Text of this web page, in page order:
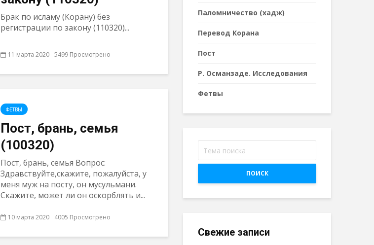
Брак по исламу (Корану) без
регистрации по закону (110320)...
11 марта 2020 5499 Просмотрено
ФЕТВЫ
Пост, брань, семья
(100320)
Пост, брань, семья Вопрос:
Здравствуйте,скажите, пожалуйста, у
меня муж на посту, он мусульмани.
Скажите, может ли он оскорблять и...
10 марта 2020 4005 Просмотрено
Паломничество (хадж)
Перевод Корана
Пост
Р. Османзаде. Исследования
Фетвы
ПОИСК
Свежие записи